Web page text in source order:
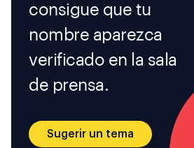
consigue que tu
nombre aparezca
verificado en la sala
de prensa.
Sugerir un tema